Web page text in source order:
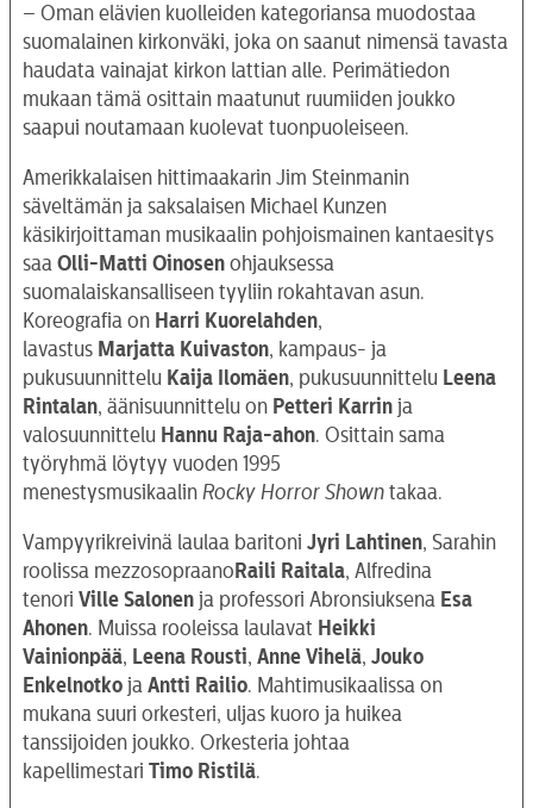
– Oman elävien kuolleiden kategoriansa muodostaa
suomalainen kirkonväki, joka on saanut nimensä tavasta
haudata vainajat kirkon lattian alle. Perimätiedon
mukaan tämä osittain maatunut ruumiiden joukko
saapui noutamaan kuolevat tuonpuoleiseen.
Amerikkalaisen hittimaakarin Jim Steinmanin
säveltämän ja saksalaisen Michael Kunzen
käsikirjoittaman musikaalin pohjoismainen kantaesitys
saa Olli-Matti Oinosen ohjauksessa
suomalaiskansalliseen tyyliin rokahtavan asun.
Koreografia on Harri Kuorelahden,
lavastus Marjatta Kuivaston, kampaus- ja
pukusuunnittelu Kaija Ilomäen, pukusuunnittelu Leena
Rintalan, äänisuunnittelu on Petteri Karrin ja
valosuunnittelu Hannu Raja-ahon. Osittain sama
työryhmä löytyy vuoden 1995
menestysmusikaalin Rocky Horror Shown takaa.
Vampyyrikreivinä laulaa baritoni Jyri Lahtinen, Sarahin
roolissa mezzosopraano Raili Raitala, Alfredina
tenori Ville Salonen ja professori Abronsiuksena Esa
Ahonen. Muissa rooleissa laulavat Heikki
Vainionpää, Leena Rousti, Anne Vihelä, Jouko
Enkelnotko ja Antti Railio. Mahtimusikaalissa on
mukana suuri orkesteri, uljas kuoro ja huikea
tanssijoiden joukko. Orkesteria johtaa
kapellimestari Timo Ristilä.